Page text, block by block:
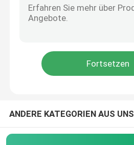
ANDERE KATEGORIEN AUS UNS